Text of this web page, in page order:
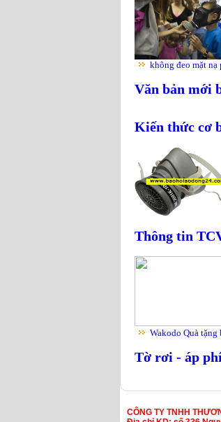
không đeo mặt nạ
Văn bản mới
Kiến thức cơ
Thông tin
Wakodo Quà tặng
Tờ rơi - áp
CÔNG TY TNHH